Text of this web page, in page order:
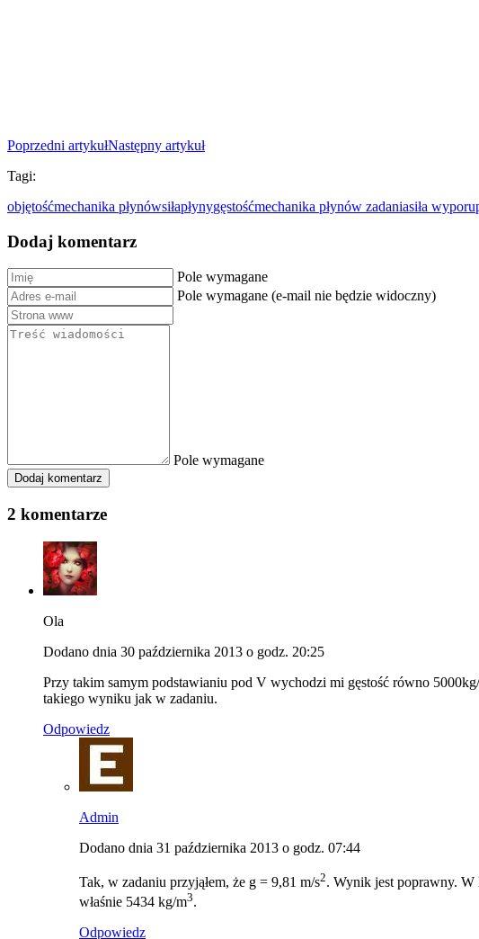
Poprzedni artykułNastępny artykuł
Tagi:
objętośćmechanika płynówsiłapłynygęstośćmechanika płynów zadaniasiła wyporu
Dodaj komentarz
Pole wymagane
Pole wymagane (e-mail nie będzie widoczny)
Pole wymagane
Dodaj komentarz
2 komentarze
Ola
Dodano dnia 30 października 2013 o godz. 20:25
Przy takim samym podstawianiu pod V wychodzi mi gęstość równo
takiego wyniku jak w zadaniu.
Odpowiedz
Admin
Dodano dnia 31 października 2013 o godz. 07:44
Tak, w zadaniu przyjąłem, że g = 9,81 m/s2. Wynik jest poprawny.
właśnie 5434 kg/m3.
Odpowiedz